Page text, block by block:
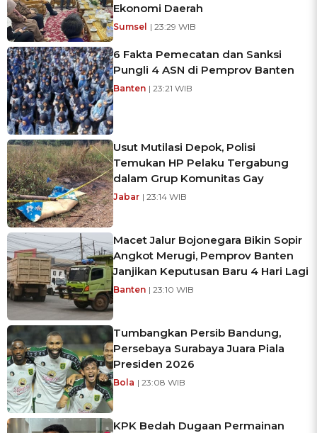
Ekonomi Daerah
Sumsel | 23:29 WIB
6 Fakta Pemecatan dan Sanksi
Pungli 4 ASN di Pemprov Banten
Banten | 23:21 WIB
Usut Mutilasi Depok, Polisi
Temukan HP Pelaku Tergabung
dalam Grup Komunitas Gay
Jabar | 23:14 WIB
Macet Jalur Bojonegara Bikin Sopir
Angkot Merugi, Pemprov Banten
Janjikan Keputusan Baru 4 Hari Lagi
Banten | 23:10 WIB
Tumbangkan Persib Bandung,
Persebaya Surabaya Juara Piala
Presiden 2026
Bola | 23:08 WIB
KPK Bedah Dugaan Permainan